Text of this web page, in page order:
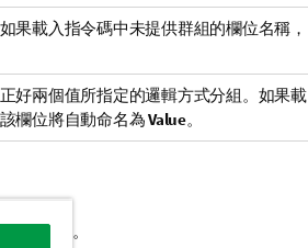
果載入指令碼中未提供群組的欄位名稱，
好兩個值所指定的邏輯方式分組。如果載
欄位將自動命名為Value。
回NULL 。